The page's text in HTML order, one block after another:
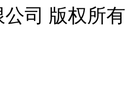
公司 版权所